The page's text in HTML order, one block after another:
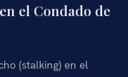
el Condado de
(stalking) en el